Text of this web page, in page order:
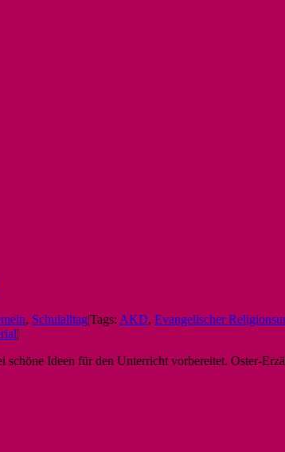
, Schulalltag|Tags: AKD, Evangelischer
|
Ideen für den Unterricht vorbereitet. Oster-